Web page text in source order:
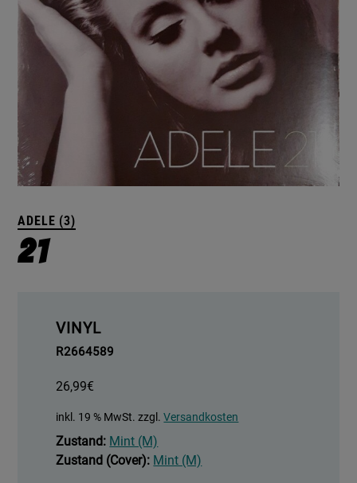
ADELE (3)
21
VINYL
R2664589
26,99€
inkl. 19 % MwSt. zzgl.Versandkosten
Zustand: Mint (M)
Zustand (Cover): Mint (M)